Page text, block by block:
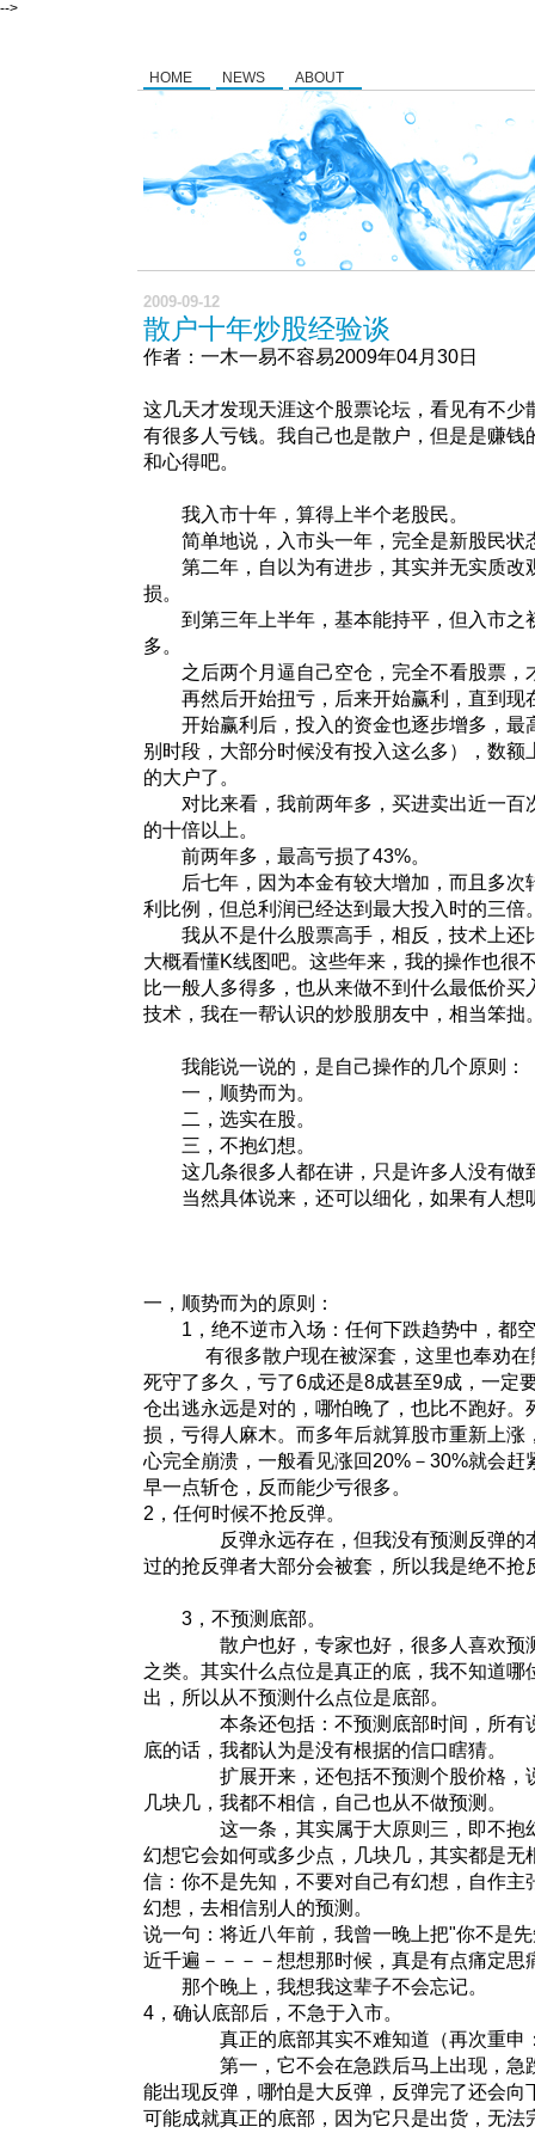
-->
HOME NEWS ABOUT
2009-09-12
散户十年炒股经验谈
作者：一木一易不容易2009年04月30日
这几天才发现天涯这个股票论坛，看见有不少
有很多人亏钱。我自己也是散户，但是是赚钱
和心得吧。
我入市十年，算得上半个老股民。
简单地说，入市头一年，完全是新股民状
第二年，自以为有进步，其实并无实质改
损。
到第三年上半年，基本能持平，但入市之
多。
之后两个月逼自己空仓，完全不看股票，
再然后开始扭亏，后来开始赢利，直到现
开始赢利后，投入的资金也逐步增多，最
别时段，大部分时候没有投入这么多），数额
的大户了。
对比来看，我前两年多，买进卖出近一百
的十倍以上。
前两年多，最高亏损了43%。
后七年，因为本金有较大增加，而且多次
利比例，但总利润已经达到最大投入时的三倍
我从不是什么股票高手，相反，技术上还
大概看懂K线图吧。这些年来，我的操作也很
比一般人多得多，也从来做不到什么最低价买
技术，我在一帮认识的炒股朋友中，相当笨拙
我能说一说的，是自己操作的几个原则：
一，顺势而为。
二，选实在股。
三，不抱幻想。
这几条很多人都在讲，只是许多人没有做
当然具体说来，还可以细化，如果有人想
一，顺势而为的原则：
1，绝不逆市入场：任何下跌趋势中，都
有很多散户现在被深套，这里也奉劝在
死守了多久，亏了6成还是8成甚至9成，一定
仓出逃永远是对的，哪怕晚了，也比不跑好。
损，亏得人麻木。而多年后就算股市重新上涨
心完全崩溃，一般看见涨回20%－30%就会赶
早一点斩仓，反而能少亏很多。
2，任何时候不抢反弹。
反弹永远存在，但我没有预测反弹的本
过的抢反弹者大部分会被套，所以我是绝不抢
3，不预测底部。
散户也好，专家也好，很多人喜欢预测
之类。其实什么点位是真正的底，我不知道哪
出，所以从不预测什么点位是底部。
本条还包括：不预测底部时间，所有说
底的话，我都认为是没有根据的信口瞎猜。
扩展开来，还包括不预测个股价格，说
几块几，我都不相信，自己也从不做预测。
这一条，其实属于大原则三，即不抱幻
幻想它会如何或多少点，几块几，其实都是无
信：你不是先知，不要对自己有幻想，自作主
幻想，去相信别人的预测。
说一句：将近八年前，我曾一晚上把"你不是
近千遍－－－－想想那时候，真是有点痛定思
那个晚上，我想我这辈子不会忘记。
4，确认底部后，不急于入市。
真正的底部其实不难知道（再次重申：
第一，它不会在急跌后马上出现，急跌
能出现反弹，哪怕是大反弹，反弹完了还会向
可能成就真正的底部，因为它只是出货，无法